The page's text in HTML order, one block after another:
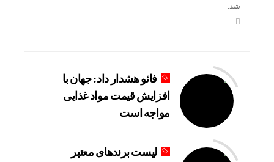
شد.
فائو هشدار داد: جهان با
افزایش قیمت مواد غذایی
مواجه است
لیست برندهای معتبر